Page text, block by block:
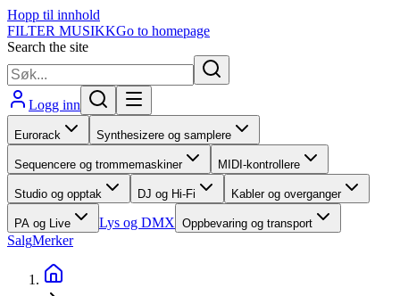
Hopp til innhold
FILTER MUSIKKGo to homepage
Search the site
Logg inn
Eurorack Synthesizere og samplere
Sequencere og trommemaskiner MIDI-kontrollere
Studio og opptak DJ og Hi-Fi Kabler og overganger
PA og Live Lys og DMX Oppbevaring og transport
SalgMerker